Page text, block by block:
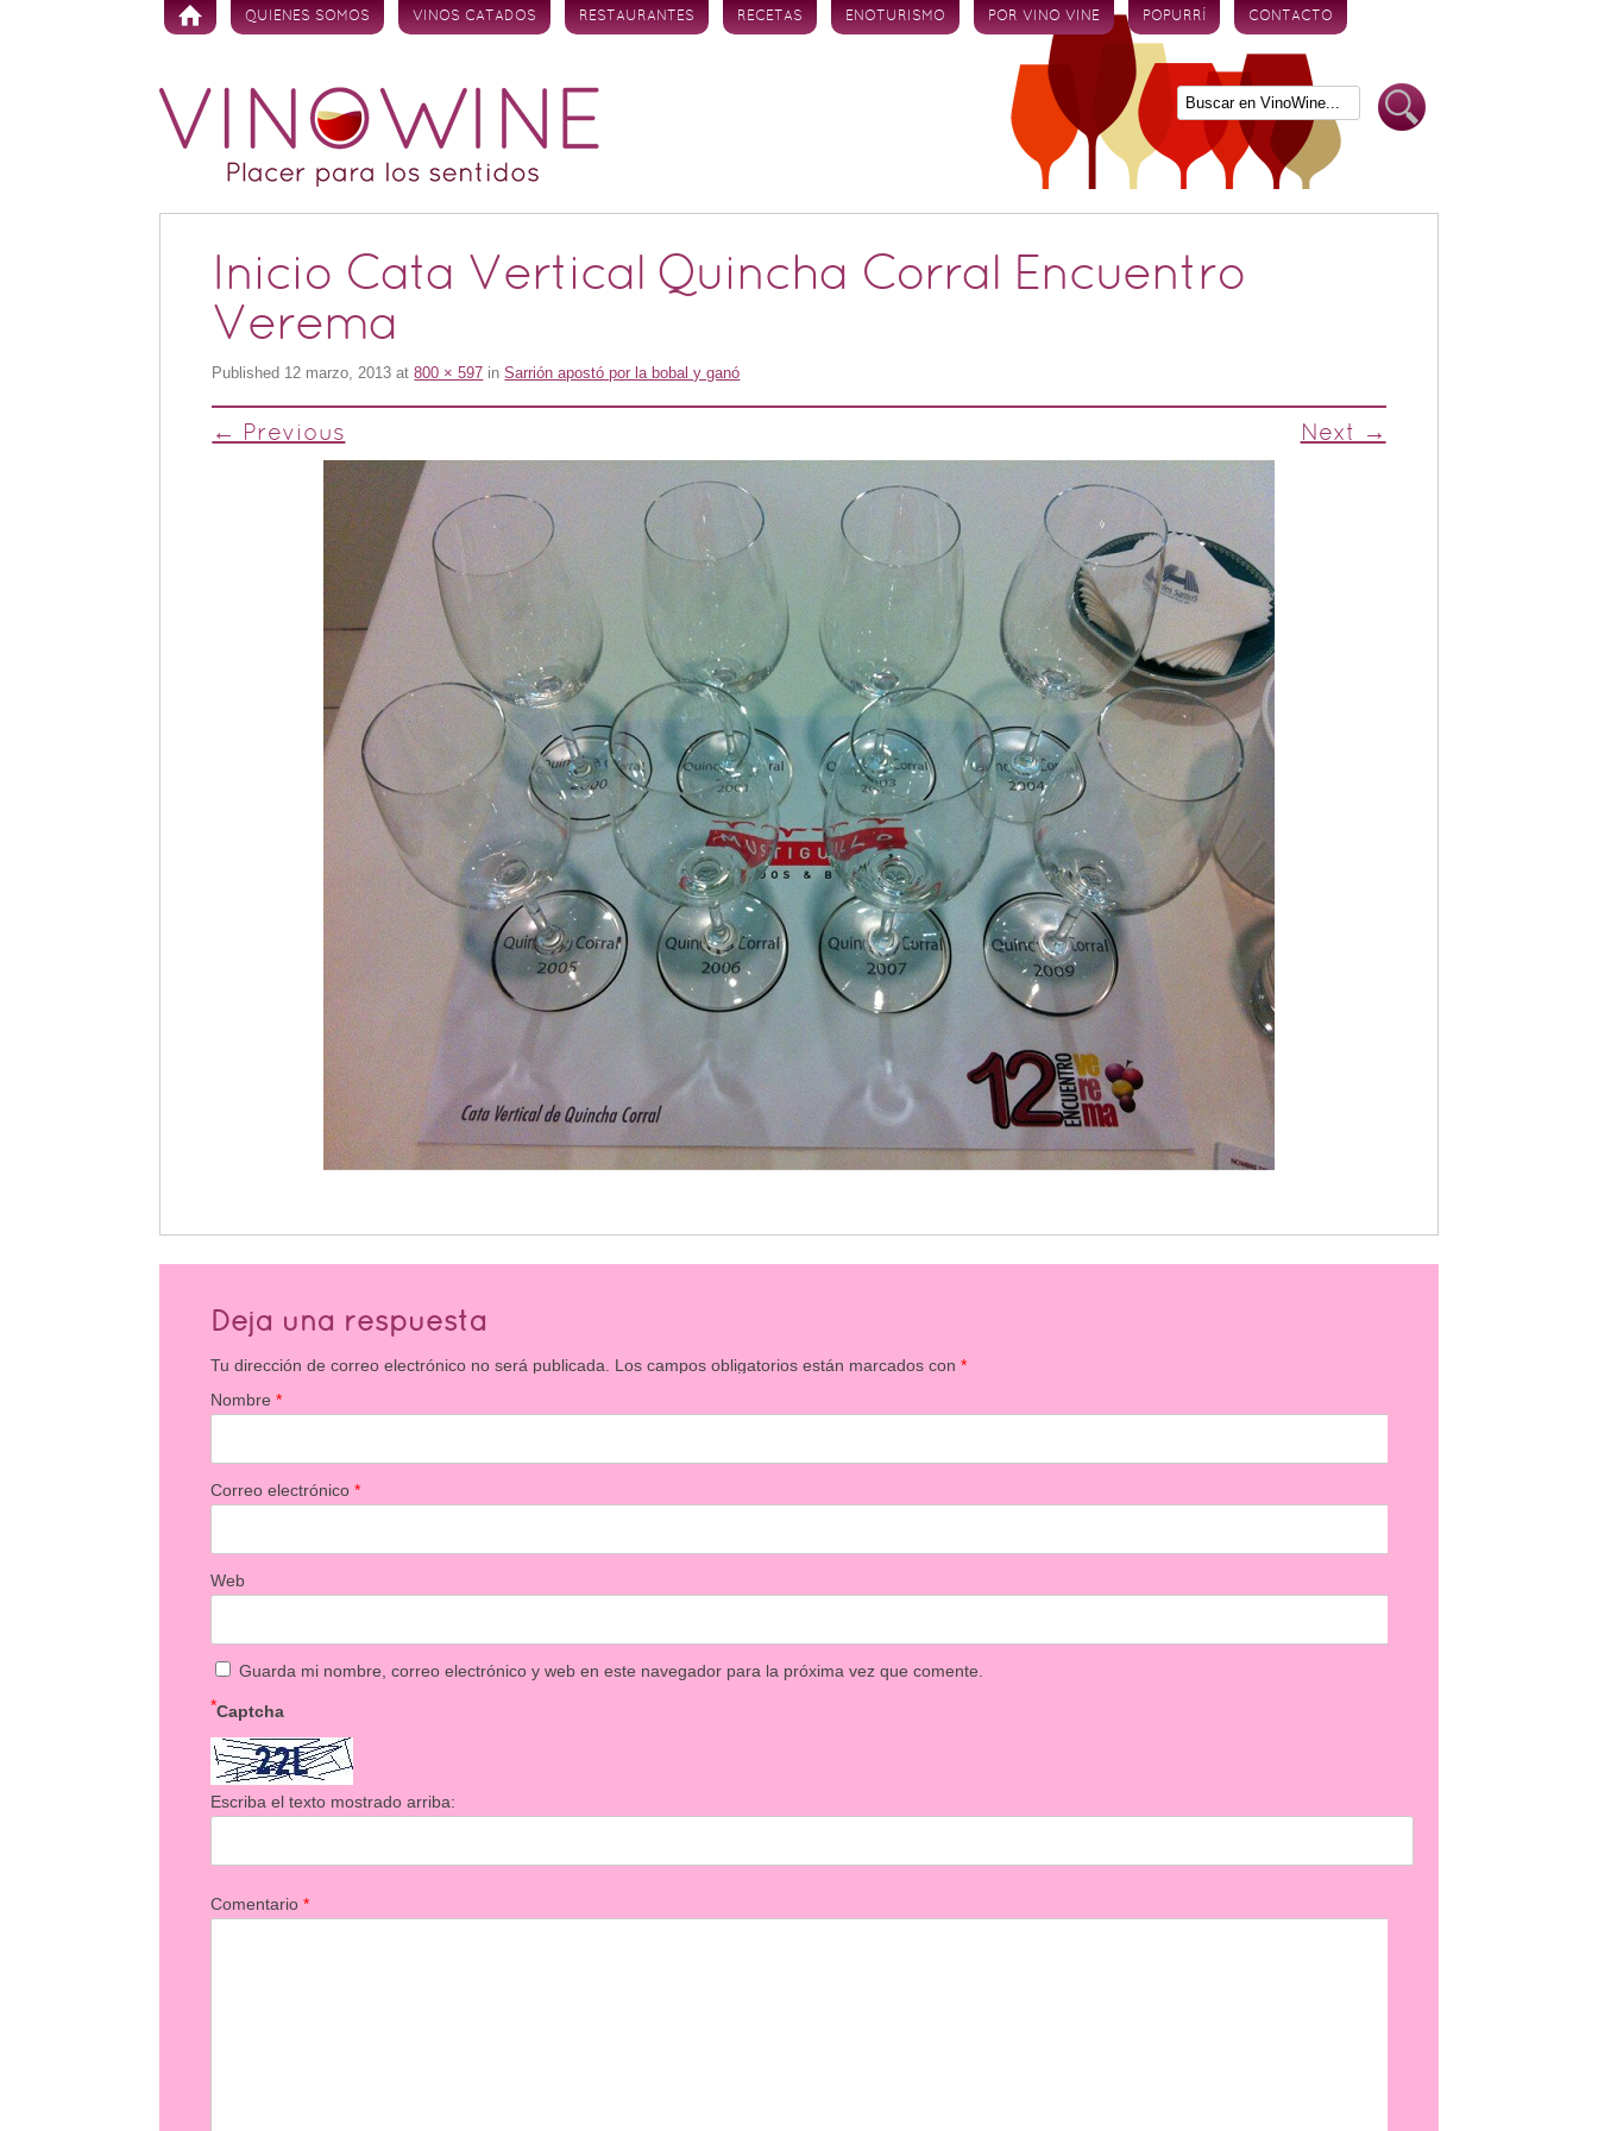
Skip to content
QUIENES SOMOS VINOS CATADOS RESTAURANTES RECETAS ENOTURISMO POR VINO VINE POPURRÍ CONTACTO
Inicio Cata Vertical Quincha Corral Encuentro
Verema
Published 12 marzo, 2013 at800 × 597 inSarrión apostó por la bobal y ganó
← Previous Next →
Deja una respuesta
Tu dirección de correo electrónico no será publicada. Los campos obligatorios están marcados con*
Nombre*
Correo electrónico*
Web
Guarda mi nombre, correo electrónico y web en este navegador para la próxima vez que comente.
Captcha
*
Escriba el texto mostrado arriba:
Comentario*